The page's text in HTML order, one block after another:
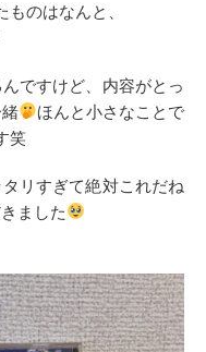
のはなんと、
ですけど、内容がとっ
ほんと小さなことで
笑
リすぎて絶対これだね
ました